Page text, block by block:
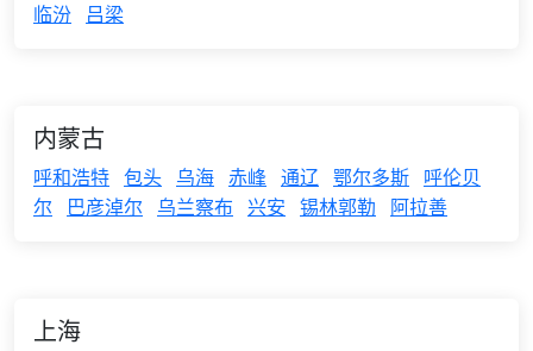
临汾 吕梁
内蒙古
呼和浩特 包头 乌海 赤峰 通辽 鄂尔多斯 呼伦贝
尔
巴彦淖尔 乌兰察布 兴安 锡林郭勒 阿拉善
上海